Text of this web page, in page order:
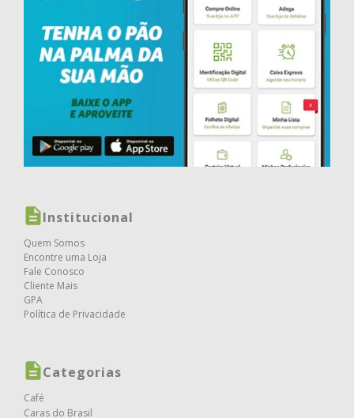
Institucional
Quem Somos
Encontre uma Loja
Fale Conosco
Cliente Mais
GPA
Política de Privacidade
Categorias
Café
Caras do Brasil